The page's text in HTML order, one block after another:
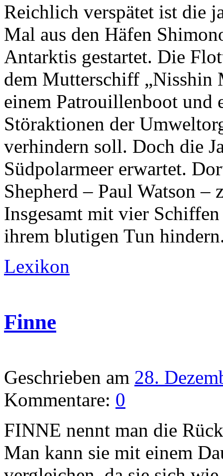
Reichlich verspätet ist die
Mal aus den Häfen
Antarktis gestartet. Die
dem Mutterschiff „Nisshin
einem Patrouillenboot und
Störaktionen der
verhindern soll. Doch die
Südpolarmeer erwartet.
Shepherd – Paul Watson –
Insgesamt mit vier
ihrem blutigen Tun
Lexikon
Finne
Geschrieben am 28.
Kommentare: 0
FINNE nennt man die
Man kann sie mit einem